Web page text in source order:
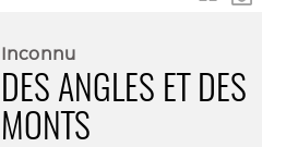
mail
Inconnu
DES ANGLES ET DES
MONTS